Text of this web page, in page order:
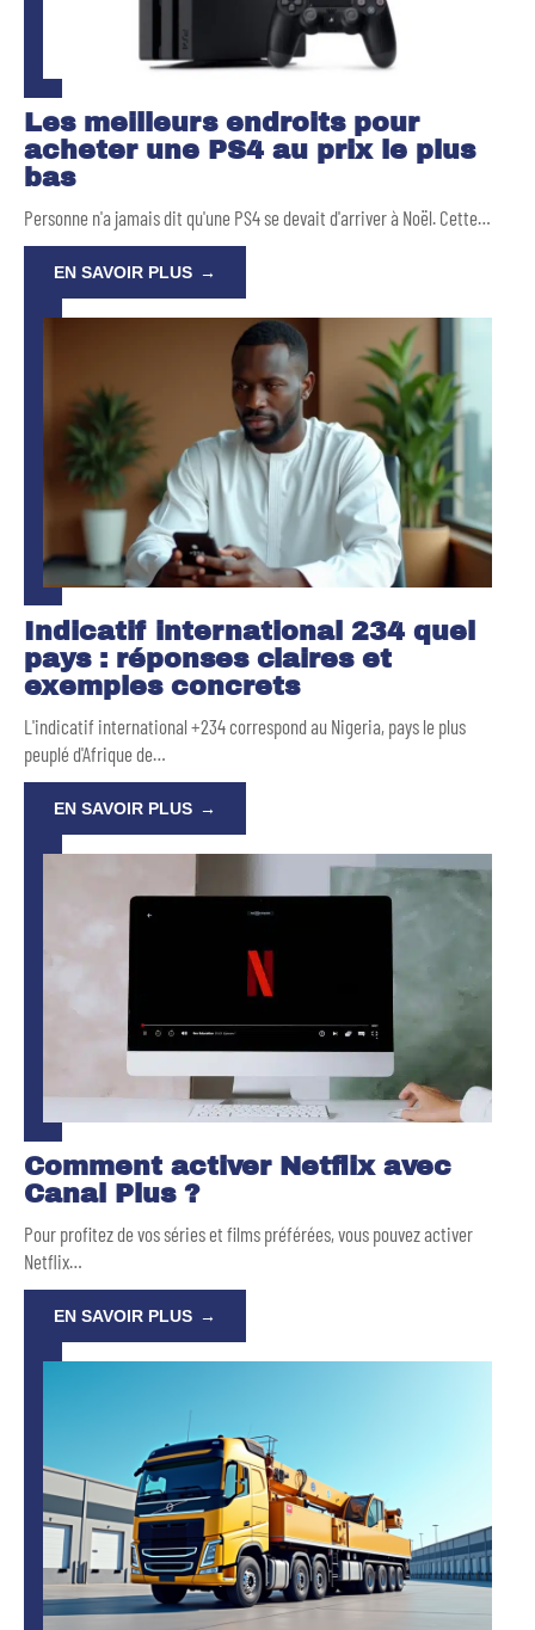
Les meilleurs endroits pour
acheter une PS4 au prix le plus
bas
Personne n'a jamais dit qu'une PS4 se devait d'arriver à Noël. Cette…
EN SAVOIR PLUS
Indicatif international 234 quel
pays : réponses claires et
exemples concrets
L'indicatif international +234 correspond au Nigeria, pays le plus
peuplé d'Afrique de…
EN SAVOIR PLUS
Comment activer Netflix avec
Canal Plus ?
Pour profitez de vos séries et films préférées, vous pouvez activer
Netflix…
EN SAVOIR PLUS